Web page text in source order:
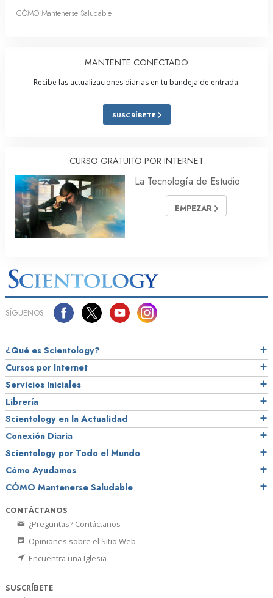
CÓMO Mantenerse Saludable
MANTENTE CONECTADO
Recibe las actualizaciones diarias en tu bandeja de entrada.
SUSCRÍBETE
CURSO GRATUITO POR INTERNET
La Tecnología de Estudio
EMPEZAR
SÍGUENOS
¿Qué es Scientology?
Cursos por Internet
Servicios Iniciales
Librería
Scientology en la Actualidad
Conexión Diaria
Scientology por Todo el Mundo
Cómo Ayudamos
CÓMO Mantenerse Saludable
CONTÁCTANOS
¿Preguntas? Contáctanos
Opiniones sobre el Sitio Web
Encuentra una Iglesia
SUSCRÍBETE